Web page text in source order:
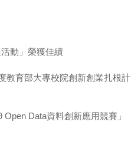
動」榮獲佳績
教育部大專校院創新創業扎根計
Data資料創新應用競賽」